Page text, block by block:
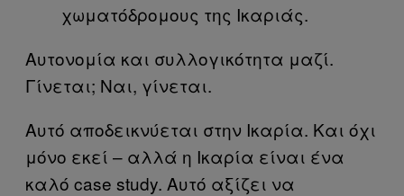
χωματόδρομους της Ικαριάς.
Αυτονομία και συλλογικότητα μαζί.
Γίνεται; Ναι, γίνεται.
Αυτό αποδεικνύεται στην Ικαρία. Και όχι
μόνο εκεί – αλλά η Ικαρία είναι ένα
καλό case study. Αυτό αξίζει να